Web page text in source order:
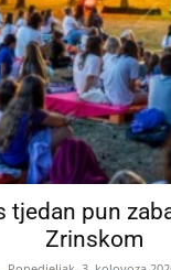
tjedan pun
Zrinskom